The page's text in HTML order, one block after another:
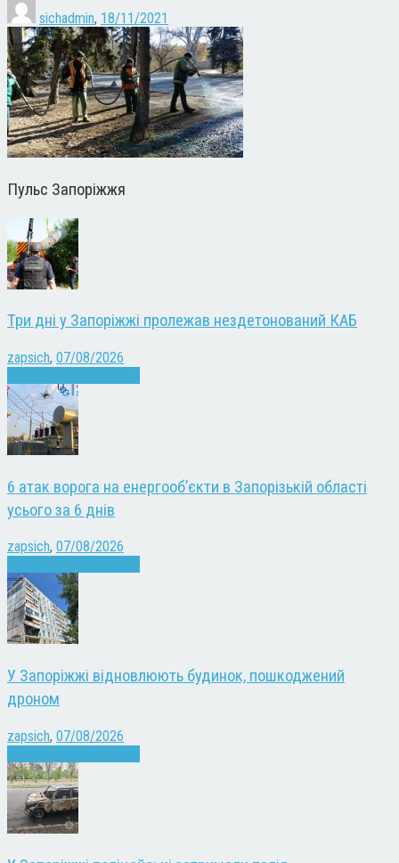
sichadmin, 18/11/2021
Пульс Запоріжжя
Три дні у Запоріжжі пролежав нездетонований КАБ
zapsich, 07/08/2026
6 атак ворога на енергооб’єкти в Запорізькій області
усього за 6 днів
zapsich, 07/08/2026
У Запоріжжі відновлюють будинок, пошкоджений
дроном
zapsich, 07/08/2026